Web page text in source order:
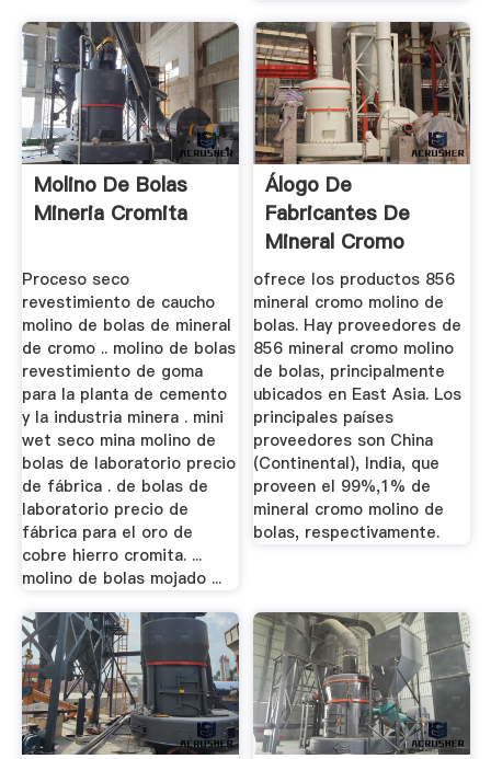
Molino De Bolas
Mineria Cromita
Proceso seco
revestimiento de caucho
molino de bolas de mineral
de cromo .. molino de bolas
revestimiento de goma
para la planta de cemento
y la industria minera . mini
wet seco mina molino de
bolas de laboratorio precio
de fábrica . de bolas de
laboratorio precio de
fábrica para el oro de
cobre hierro cromita. ...
molino de bolas mojado ...
Álogo De
Fabricantes De
Mineral Cromo
Molino De Bolas ...
ofrece los productos 856
mineral cromo molino de
bolas. Hay proveedores de
856 mineral cromo molino
de bolas, principalmente
ubicados en East Asia. Los
principales países
proveedores son China
(Continental), India, que
proveen el 99%,1% de
mineral cromo molino de
bolas, respectivamente.